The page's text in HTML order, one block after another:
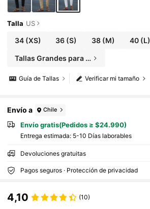
Talla US
34(XS) 36 (S) 38(M) 40(L)
Tallas Grandes para Hombre
Verificar mi tamaño
Guía de Tallas
Envío a Chile
Envío gratis(Pedidos ≥ $24.990)
Entrega estimada: 5-10 Días laborables
Devoluciones gratuitas
Pagos seguros · Protección de privacidad
4,10 (10)